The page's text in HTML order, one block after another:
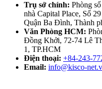
Trụ sở chính: Phòng
nhà Capital Place, Số
Quận Ba Đình, Thành
Văn Phòng HCM:
Đồng Khởi, 72-74 Lê
1, TP.HCM
Điện thoại: +84-243-
Email: info@kisco-